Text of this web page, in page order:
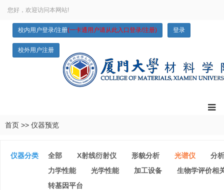
您好，欢迎访问本网站!
校内用户登录/注册(一卡通用户请从此入口登录/注册) 登录
校外用户注册
首页 >> 仪器预览
仪器分类 全部 X射线衍射仪 形貌分析 光谱仪
分
力学性能
光学性能 加工设备
生物学评价相
转基因平台